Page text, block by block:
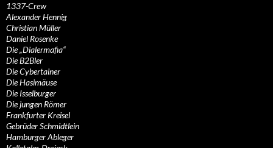
1337-Crew
Alexander Hennig
Christian Müller
Daniel Rosenke
Die „Dialermafia“
Die B2Bler
Die Cybertainer
Die Hasimäuse
Die Isselburger
Die jungen Römer
Frankfurter Kreisel
Gebrüder Schmidtlein
Hamburger Ableger